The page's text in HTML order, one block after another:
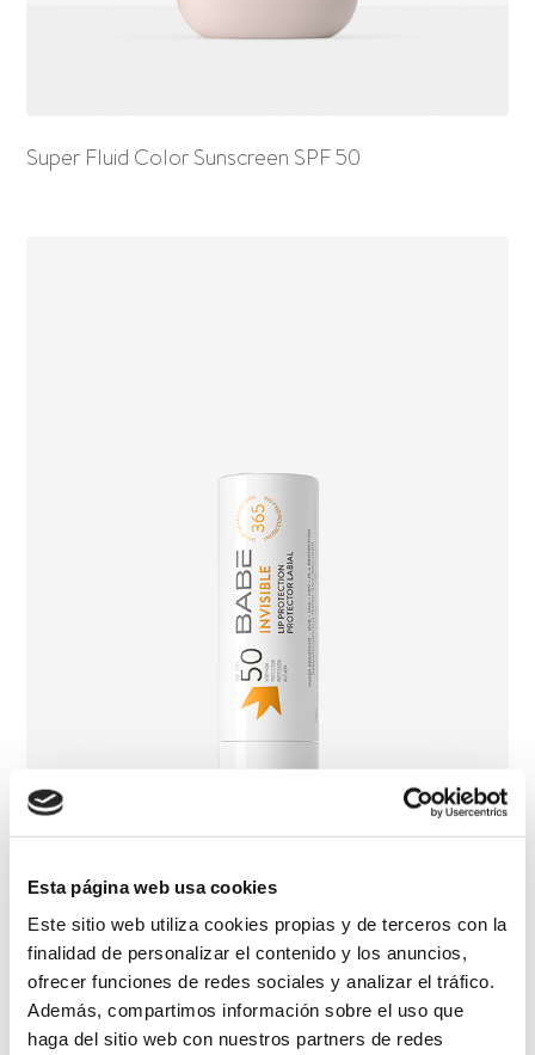
Esta página web usa cookies
Este sitio web utiliza cookies propias y de terceros con la
finalidad de personalizar el contenido y los anuncios,
ofrecer funciones de redes sociales y analizar el tráfico.
Además, compartimos información sobre el uso que
haga del sitio web con nuestros partners de redes
Super Fluid Color Sunscreen SPF 50
Invisible Stick Lip Protector SPF 50